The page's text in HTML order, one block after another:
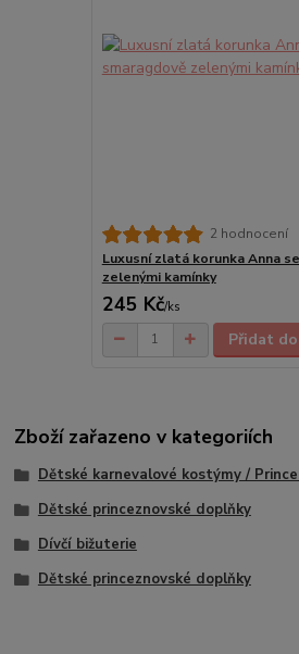
2 hodnocení
Luxusní zlatá korunka Anna
zelenými kamínky
245 Kč/ks
Přidat
Zboží zařazeno v kategoriích
Dětské karnevalové kostýmy /
Dětské princeznovské doplňky
Dívčí bižuterie
Dětské princeznovské doplňky